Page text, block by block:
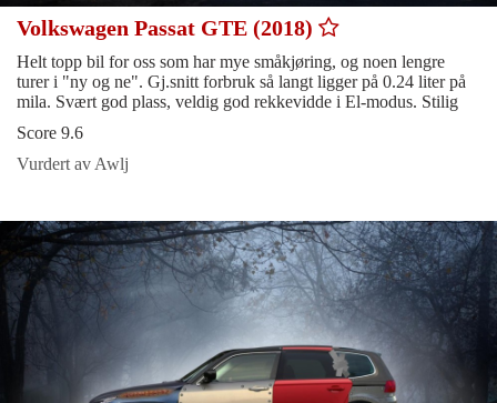
Volkswagen Passat GTE (2018)
Helt topp bil for oss som har mye småkjøring, og noen lengre
turer i "ny og ne". Gj.snitt forbruk så langt ligger på 0.24 liter på
mila. Svært god plass, veldig god rekkevidde i El-modus. Stilig
Score 9.6
Vurdert av Awlj